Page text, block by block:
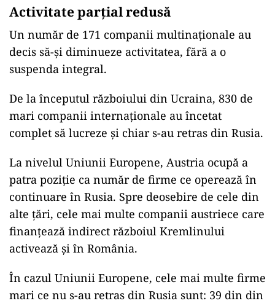
Activitate parțial redusă
Un număr de 171 companii multinaționale au
decis să-și diminueze activitatea, fără a o
suspenda integral.
De la începutul războiului din Ucraina, 830 de
mari companii internaționale au încetat
complet să lucreze și chiar s-au retras din Rusia.
La nivelul Uniunii Europene, Austria ocupă a
patra poziție ca număr de firme ce operează în
continuare în Rusia. Spre deosebire de cele din
alte țări, cele mai multe companii austriece care
finanțează indirect războiul Kremlinului
activează și în România.
În cazul Uniunii Europene, cele mai multe firme
mari ce nu s-au retras din Rusia sunt: 39 din din